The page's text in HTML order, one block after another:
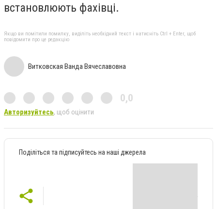
встановлюють фахівці.
Якщо ви помітили помилку, виділіть необхідний текст і натисніть Ctrl + Enter, щоб
повідомити про це редакцію
Витковская Ванда Вячеславовна
0,0
Авторизуйтесь, щоб оцінити
Поділіться та підписуйтесь на наші джерела